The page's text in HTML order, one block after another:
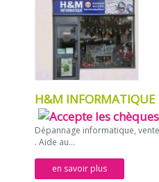
H&M INFORMATIQUE
Dépannage informatique,
. Aide au...
en savoir plus